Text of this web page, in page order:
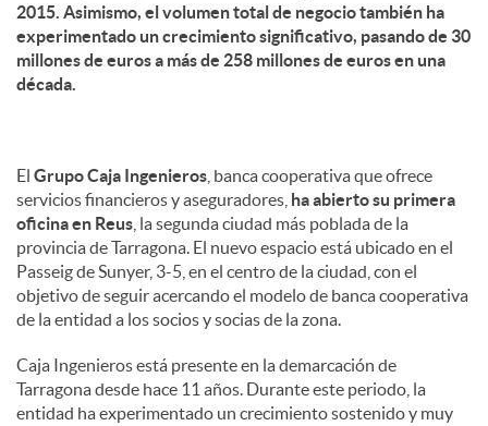
2015. Asimismo, el volumen total de negocio también ha
experimentado un crecimiento significativo, pasando de 30
millones de euros a más de 258 millones de euros en una
década.
El Grupo Caja Ingenieros , banca cooperativa que ofrece
servicios financieros y aseguradores, ha abierto su primera
oficina en Reus , la segunda ciudad más poblada de la
provincia de Tarragona. El nuevo espacio está ubicado en el
Passeig de Sunyer, 3-5, en el centro de la ciudad, con el
objetivo de seguir acercando el modelo de banca cooperativa
de la entidad a los socios y socias de la zona.
Caja Ingenieros está presente en la demarcación de
Tarragona desde hace 11 años. Durante este periodo, la
entidad ha experimentado un crecimiento sostenido y muy